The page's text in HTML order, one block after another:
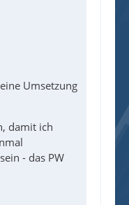
Umsetzung
damit ich
- das PW